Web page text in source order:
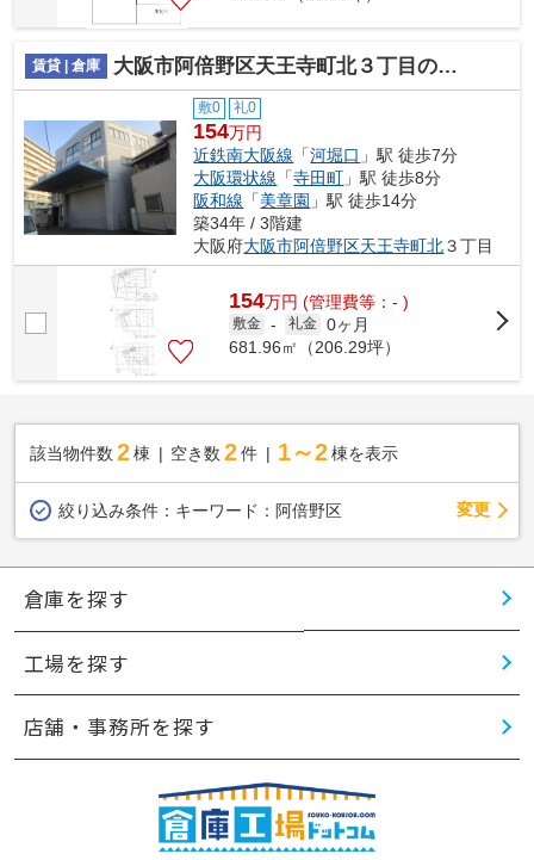
賃貸 | 倉庫 大阪市阿倍野区天王寺町北３丁目の倉庫
敷0 礼0
154万円
近鉄南大阪線 「河堀口 」駅 徒歩7分
大阪環状線 「寺田町 」駅 徒歩8分
阪和線 「美章園 」駅 徒歩14分
築34年 / 3階建
大阪府大阪市阿倍野区天王寺町北３丁目
154万円 (管理費等：- )
敷金 - 礼金 0ヶ月
681.96㎡（206.29坪）
該当物件数 2棟 空き数 2 件 1～2 棟を表示
絞り込み条件： キーワード：阿倍野区 変更
倉庫を探す
工場を探す
店舗・事務所を探す